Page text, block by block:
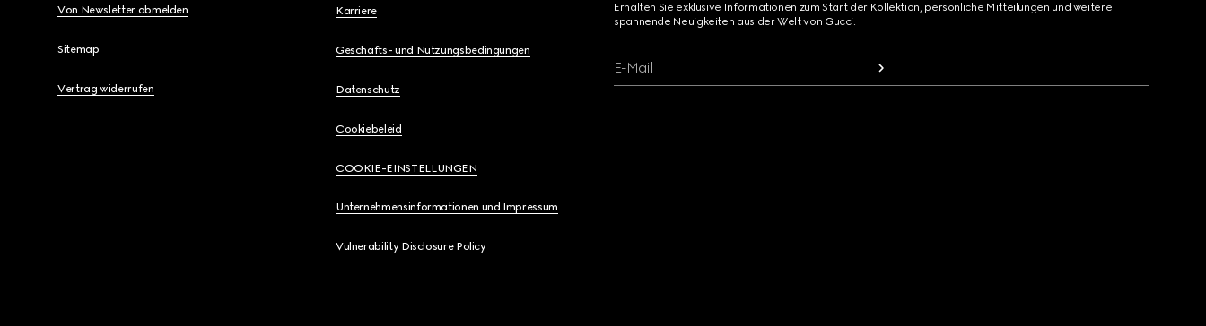
Von Newsletter abmelden
Sitemap
Vertrag widerrufen
Karriere
Geschäfts- und Nutzungsbedingungen
Datenschutz
Cookiebeleid
COOKIE-EINSTELLUNGEN
Unternehmensinformationen und Impressum
Vulnerability Disclosure Policy
Erhalten Sie exklusive Informationen zum Start der Kollektion, persönliche Mitteilungen und weitere
spannende Neuigkeiten aus der Welt von Gucci.
E-Mail